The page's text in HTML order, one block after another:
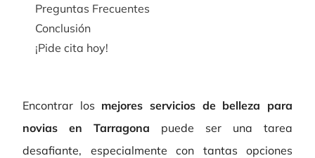
Preguntas Frecuentes
Conclusión
¡Pide cita hoy!
Encontrar los mejores servicios de belleza para
novias en Tarragona puede ser una tarea
desafiante, especialmente con tantas opciones